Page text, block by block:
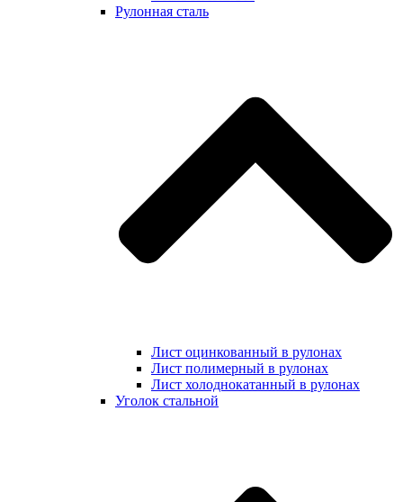
Рулонная сталь
Лист оцинкованный в рулонах
Лист полимерный в рулонах
Лист холоднокатанный в рулонах
Уголок стальной